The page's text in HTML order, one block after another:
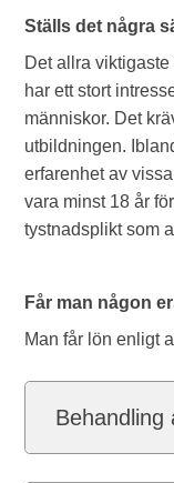
Ställs det några
Det allra
har ett stort
människor. Det
utbildningen.
erfarenhet av
vara minst 18 år
tystnadsplikt som
Får man någon
Man får lön enligt
Behandling